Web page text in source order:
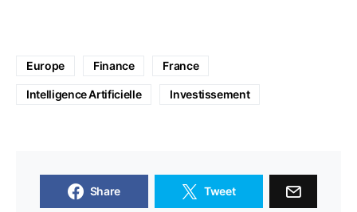
Europe Finance France
Intelligence Artificielle Investissement
Share Tweet